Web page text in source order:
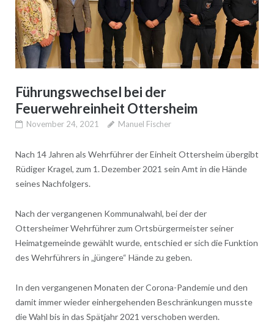
Führungswechsel bei der
Feuerwehreinheit Ottersheim
November 24, 2021 Manuel Fischer
Nach 14 Jahren als Wehrführer der Einheit Ottersheim übergibt
Rüdiger Kragel, zum 1. Dezember 2021 sein Amt in die Hände
seines Nachfolgers.
Nach der vergangenen Kommunalwahl, bei der der
Ottersheimer Wehrführer zum Ortsbürgermeister seiner
Heimatgemeinde gewählt wurde, entschied er sich die Funktion
des Wehrführers in „jüngere“ Hände zu geben.
In den vergangenen Monaten der Corona-Pandemie und den
damit immer wieder einhergehenden Beschränkungen musste
die Wahl bis in das Spätjahr 2021 verschoben werden.